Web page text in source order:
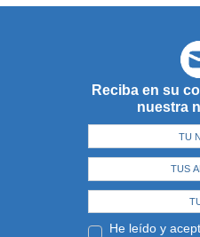
Reciba en su
nuestra
He leído y